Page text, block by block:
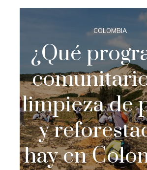
COLOMBIA
¿Qué
limpieza de
y
hay en